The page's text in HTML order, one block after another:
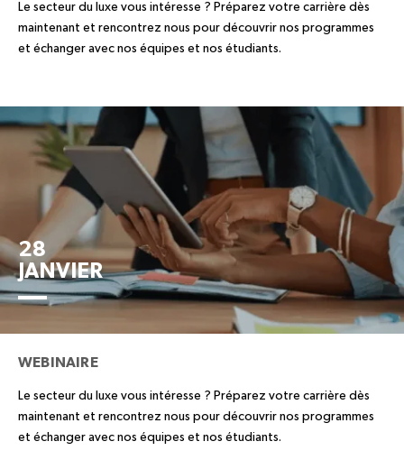
Le secteur du luxe vous intéresse ? Préparez votre carrière dès
maintenant et rencontrez nous pour découvrir nos programmes
et échanger avec nos équipes et nos étudiants.
28
JANVIER
WEBINAIRE
Le secteur du luxe vous intéresse ? Préparez votre carrière dès
maintenant et rencontrez nous pour découvrir nos programmes
et échanger avec nos équipes et nos étudiants.